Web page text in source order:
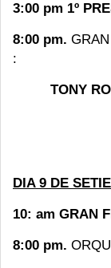
3:00 pm 1º
8:00 pm.
:
TONY
DIA 9 DE
10: am GRAN
8:00 pm.